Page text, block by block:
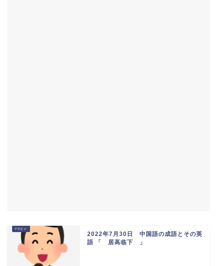
2022年7月30日 中国語の成語とその英
語 「 居高临下 」